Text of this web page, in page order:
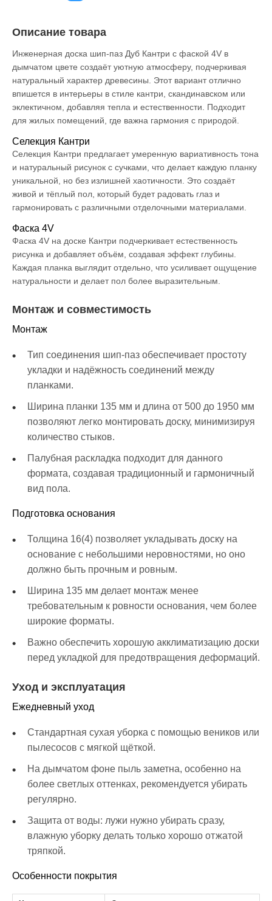
Описание товара
Инженерная доска шип-паз Дуб Кантри с фаской 4V в
дымчатом цвете создаёт уютную атмосферу, подчеркивая
натуральный характер древесины. Этот вариант отлично
впишется в интерьеры в стиле кантри, скандинавском или
эклектичном, добавляя тепла и естественности. Подходит
для жилых помещений, где важна гармония с природой.
Селекция Кантри
Селекция Кантри предлагает умеренную вариативность тона
и натуральный рисунок с сучками, что делает каждую планку
уникальной, но без излишней хаотичности. Это создаёт
живой и тёплый пол, который будет радовать глаз и
гармонировать с различными отделочными материалами.
Фаска 4V
Фаска 4V на доске Кантри подчеркивает естественность
рисунка и добавляет объём, создавая эффект глубины.
Каждая планка выглядит отдельно, что усиливает ощущение
натуральности и делает пол более выразительным.
Монтаж и совместимость
Монтаж
Тип соединения шип-паз обеспечивает простоту
укладки и надёжность соединений между
планками.
Ширина планки 135 мм и длина от 500 до 1950 мм
позволяют легко монтировать доску, минимизируя
количество стыков.
Палубная раскладка подходит для данного
формата, создавая традиционный и гармоничный
вид пола.
Подготовка основания
Толщина 16(4) позволяет укладывать доску на
основание с небольшими неровностями, но оно
должно быть прочным и ровным.
Ширина 135 мм делает монтаж менее
требовательным к ровности основания, чем более
широкие форматы.
Важно обеспечить хорошую акклиматизацию доски
перед укладкой для предотвращения деформаций.
Уход и эксплуатация
Ежедневный уход
Стандартная сухая уборка с помощью веников или
пылесосов с мягкой щёткой.
На дымчатом фоне пыль заметна, особенно на
более светлых оттенках, рекомендуется убирать
регулярно.
Защита от воды: лужи нужно убирать сразу,
влажную уборку делать только хорошо отжатой
тряпкой.
Особенности покрытия